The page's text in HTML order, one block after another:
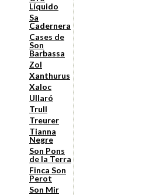
Líquido
Sa
Cadernera
Cases de
Son
Barbassa
Zol
Xanthurus
Xaloc
Ullaró
Trull
Treurer
Tianna
Negre
Son Pons
de la Terra
Finca Son
Perot
Son Mir